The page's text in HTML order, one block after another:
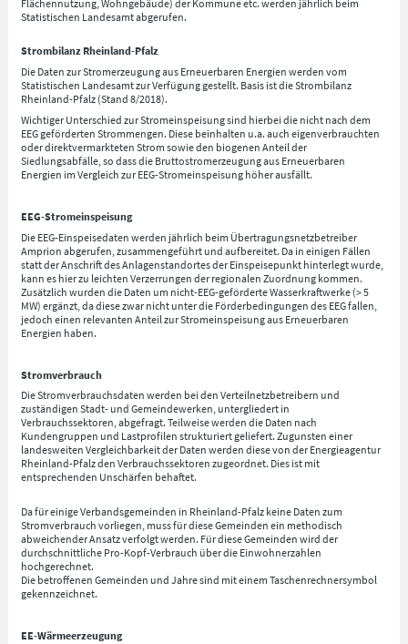
Flächennutzung, Wohngebäude) der Kommune etc. werden jährlich beim
Statistischen Landesamt abgerufen.
Strombilanz Rheinland-Pfalz
Die Daten zur Stromerzeugung aus Erneuerbaren Energien werden vom
Statistischen Landesamt zur Verfügung gestellt. Basis ist die Strombilanz
Rheinland-Pfalz (Stand 8/2018).
Wichtiger Unterschied zur Stromeinspeisung sind hierbei die nicht nach dem
EEG geförderten Strommengen. Diese beinhalten u.a. auch eigenverbrauchten
oder direktvermarkteten Strom sowie den biogenen Anteil der
Siedlungsabfälle, so dass die Bruttostromerzeugung aus Erneuerbaren
Energien im Vergleich zur EEG-Stromeinspeisung höher ausfällt.
EEG-Stromeinspeisung
Die EEG-Einspeisedaten werden jährlich beim Übertragungsnetzbetreiber
Amprion abgerufen, zusammengeführt und aufbereitet. Da in einigen Fällen
statt der Anschrift des Anlagenstandortes der Einspeisepunkt hinterlegt wurde,
kann es hier zu leichten Verzerrungen der regionalen Zuordnung kommen.
Zusätzlich wurden die Daten um nicht-EEG-geförderte Wasserkraftwerke (> 5
MW) ergänzt, da diese zwar nicht unter die Förderbedingungen des EEG fallen,
jedoch einen relevanten Anteil zur Stromeinspeisung aus Erneuerbaren
Energien haben.
Stromverbrauch
Die Stromverbrauchsdaten werden bei den Verteilnetzbetreibern und
zuständigen Stadt- und Gemeindewerken, untergliedert in
Verbrauchssektoren, abgefragt. Teilweise werden die Daten nach
Kundengruppen und Lastprofilen strukturiert geliefert. Zugunsten einer
landesweiten Vergleichbarkeit der Daten werden diese von der Energieagentur
Rheinland-Pfalz den Verbrauchssektoren zugeordnet. Dies ist mit
entsprechenden Unschärfen behaftet.
Da für einige Verbandsgemeinden in Rheinland-Pfalz keine Daten zum
Stromverbrauch vorliegen, muss für diese Gemeinden ein methodisch
abweichender Ansatz verfolgt werden. Für diese Gemeinden wird der
durchschnittliche Pro-Kopf-Verbrauch über die Einwohnerzahlen
hochgerechnet.
Die betroffenen Gemeinden und Jahre sind mit einem Taschenrechnersymbol
gekennzeichnet.
EE-Wärmeerzeugung